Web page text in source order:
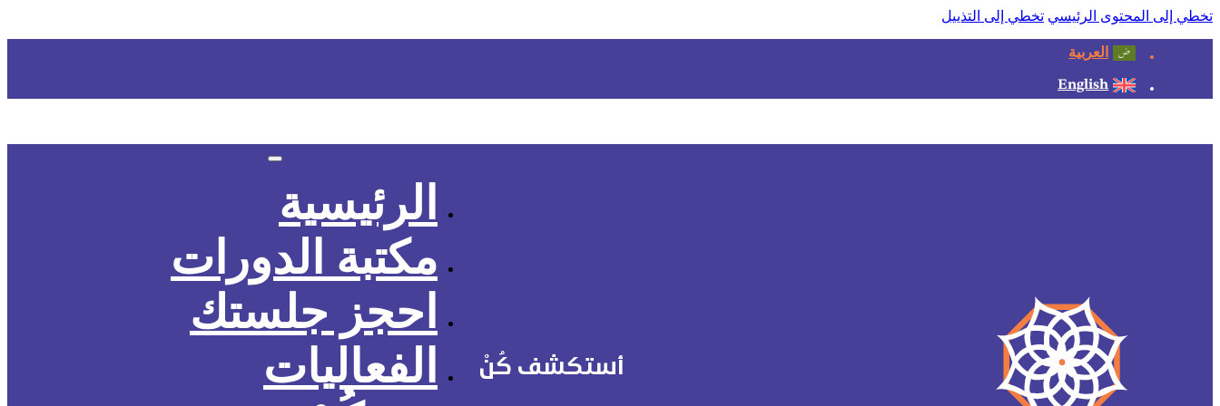
تخطي إلى المحتوى الرئيسي تخطي إلى التذييل
العربية
English
أستكشف كُنْ
الرئيسية
مكتبة الدورات
احجز جلستك
الفعاليات